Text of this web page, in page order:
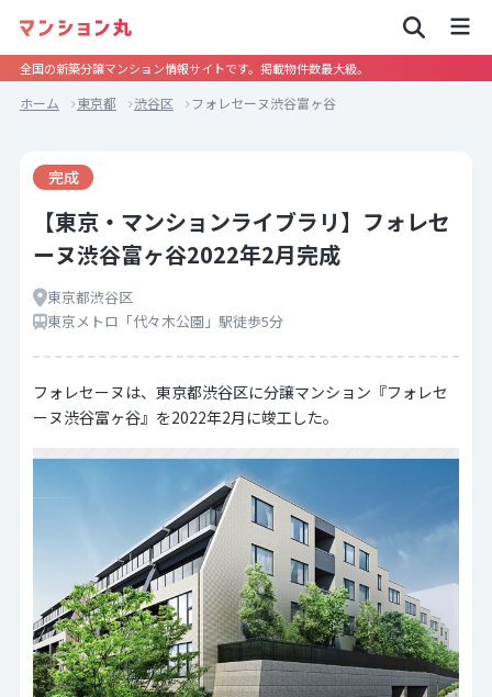
全国の新築分譲マンション情報サイトです。掲載物件数最大級。
ホーム 東京都 渋谷区 フォレセーヌ渋谷富ヶ谷
完成
【東京・マンションライブラリ】フォレセ
ーヌ渋谷富ヶ谷2022年2月完成
東京都渋谷区
東京メトロ「代々木公園」駅徒歩5分
フォレセーヌは、東京都渋谷区に分譲マンション『フォレセ
ーヌ渋谷富ヶ谷』を2022年2月に竣工した。